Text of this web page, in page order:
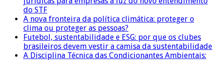
do STF
A nova fronteira da política climática: proteger o
clima ou proteger as pessoas?
Futebol, sustentabilidade e ESG: por que os clubes
brasileiros devem vestir a camisa da sustentabilidade
A Disciplina Técnica das Condicionantes Ambientais: